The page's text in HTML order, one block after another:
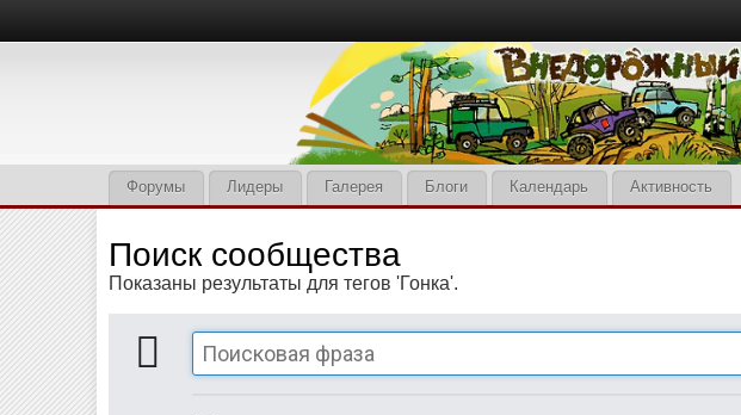
Форумы Лидеры Галерея Блоги Календарь Активность
Поиск сообщества
Показаны результаты для тегов 'Гонка'.